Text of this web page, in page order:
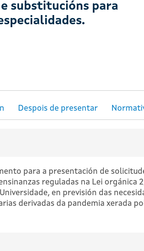
substitucións para
Despois de presentar
para a presentación de
reguladas na Lei orgánica
en previsión das
derivadas da pandemia xerada